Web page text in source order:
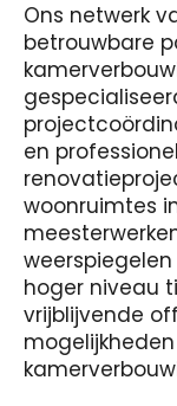
Ons netwerk
betrouwbare
en
woonruimtes
hoger niveau
vrijblijvende